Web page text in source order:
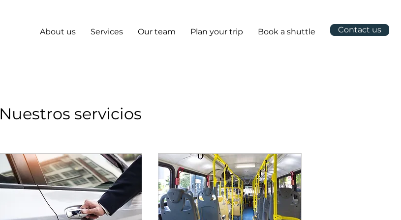
About us Services Our team Plan your trip Book a shuttle Contact us
Nuestros servicios